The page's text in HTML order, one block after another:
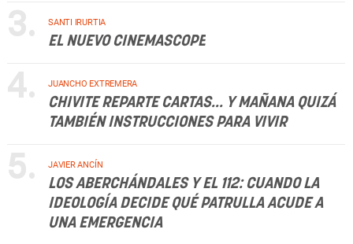
3. SANTI IRURTIA
EL NUEVO CINEMASCOPE
4. JUANCHO EXTREMERA
CHIVITE REPARTE CARTAS... Y MAÑANA QUIZÁ
TAMBIÉN INSTRUCCIONES PARA VIVIR
5. JAVIER ANCÍN
LOS ABERCHÁNDALES Y EL 112: CUANDO LA
IDEOLOGÍA DECIDE QUÉ PATRULLA ACUDE A
UNA EMERGENCIA